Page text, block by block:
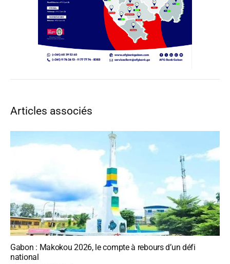
Articles associés
Gabon : Makokou 2026, le compte à rebours d’un défi
national